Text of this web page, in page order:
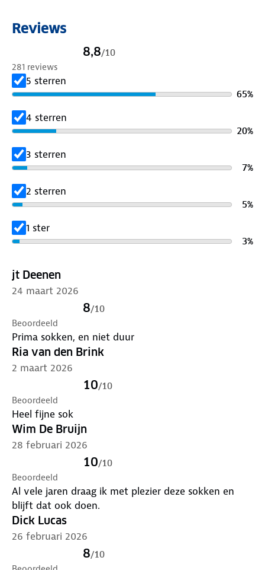
sokkenvan Human Nature. Deze sokken zijn
voorzien van wol voor extra warmte en comfort.
Reviews
8,8/10
281 reviews
5 sterren
65%
4 sterren
20%
3 sterren
7%
2 sterren
5%
1 ster
3%
jt Deenen
24 maart 2026
8/10
Beoordeeld
Prima sokken, en niet duur
Ria van den Brink
2 maart 2026
10/10
Beoordeeld
Heel fijne sok
Wim De Bruijn
28 februari 2026
10/10
Beoordeeld
Al vele jaren draag ik met plezier deze sokken en
blijft dat ook doen.
Dick Lucas
26 februari 2026
8/10